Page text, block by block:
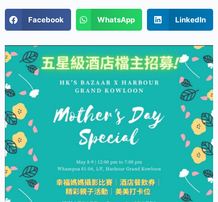
Facebook WhatsApp LinkedIn